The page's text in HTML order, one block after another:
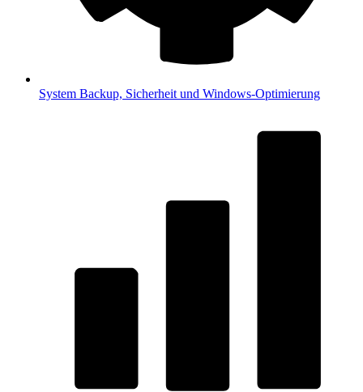
System Backup, Sicherheit und Windows-Optimierung